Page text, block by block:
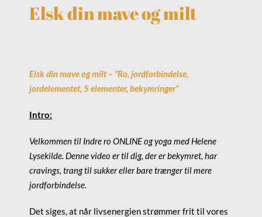
Elsk din mave og milt
Elsk din mave og milt – “Ro, jordforbindelse,
jordelementet, 5 elementer, bekymringer”
Intro:
Velkommen til Indre ro ONLINE og yoga med Helene
Lysekilde. Denne video er til dig, der er bekymret, har
cravings, trang til sukker eller bare trænger til mere
jordforbindelse.
Det siges, at når livsenergien strømmer frit til vores